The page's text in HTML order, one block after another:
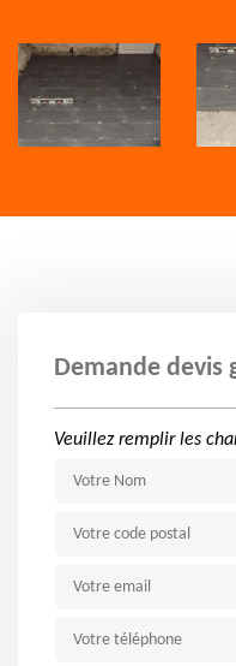
Demande devis
Veuillez remplir les